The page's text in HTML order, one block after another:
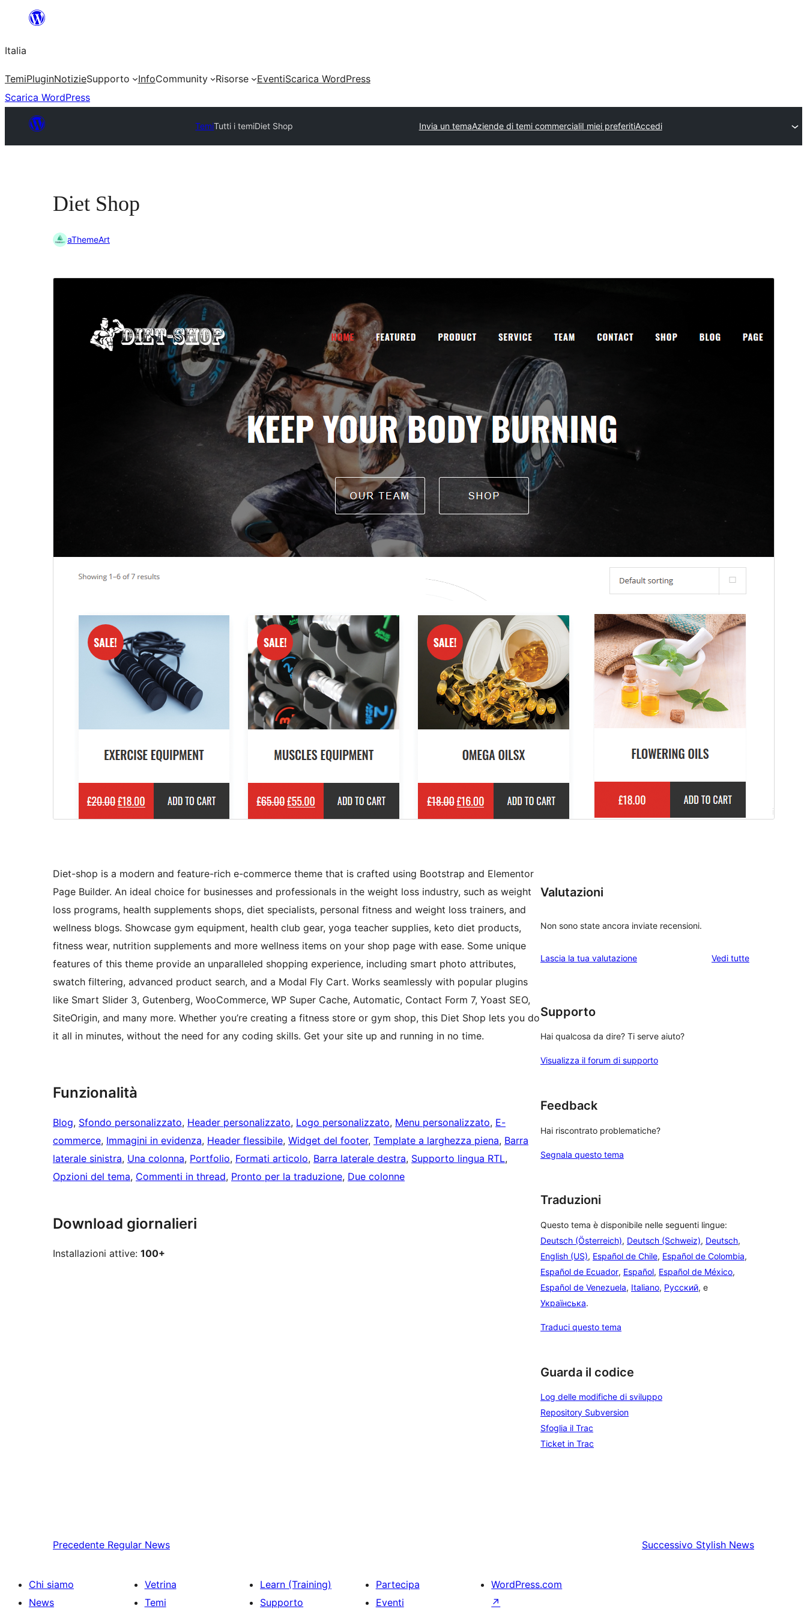
contenuto
Italia
TemiPluginNotizieSupporto InfoCommunity Risorse EventiScarica WordPress
Scarica WordPress
TemiTutti i temiDiet Shop Invia un temaAziende di temi commercialiI miei preferitiAccedi
Diet Shop
aThemeArt
Installazioni attive
100+
Versione PHP
Homepage del tema
Diet-shop is a modern and feature-rich e-commerce theme that is crafted using Bootstrap and Elementor
Page Builder. An ideal choice for businesses and professionals in the weight loss industry, such as weight
loss programs, health supplements shops, diet specialists, personal fitness and weight loss trainers, and
wellness blogs. Showcase gym equipment, health club gear, yoga teacher supplies, keto diet products,
fitness wear, nutrition supplements and more wellness items on your shop page with ease. Some unique
features of this theme provide an unparalleled shopping experience, including smart photo attributes,
swatch filtering, advanced product search, and a Modal Fly Cart. Works seamlessly with popular plugins
like Smart Slider 3, Gutenberg, WooCommerce, WP Super Cache, Automatic, Contact Form 7, Yoast SEO,
SiteOrigin, and many more. Whether you’re creating a fitness store or gym shop, this Diet Shop lets you do
it all in minutes, without the need for any coding skills. Get your site up and running in no time.
Funzionalità
Blog, Sfondo personalizzato, Header personalizzato, Logo personalizzato, Menu personalizzato, E-
commerce, Immagini in evidenza, Header flessibile, Widget del footer, Template a larghezza piena, Barra
laterale sinistra, Una colonna, Portfolio, Formati articolo, Barra laterale destra, Supporto lingua RTL
Opzioni del tema, Commenti in thread, Pronto per la traduzione, Due colonne
Download giornalieri
Installazioni attive: 100+
Valutazioni
Non sono state ancora inviate recensioni.
Lascia la tua valutazione Vedi tuttele
Supporto
Hai qualcosa da dire? Ti serve aiuto?
Visualizza il forum di supporto
Feedback
Hai riscontrato problematiche?
Segnala questo tema
Traduzioni
Questo tema è disponibile nelle seguenti lingue:
Deutsch (Österreich), Deutsch (Schweiz), Deutsch,
English (US), Español de Chile, Español de Colombia,
Español de Ecuador, Español, Español de México,
Español de Venezuela, Italiano, Русский, e
Українська.
Traduci questo tema
Guarda il codice
Log delle modifiche di sviluppo
Repository Subversion
Sfoglia il Trac
Ticket in Trac
Precedente Regular News Successivo Stylish News
Chi siamo
News
Vetrina
Temi
Learn (Training)
Supporto
Partecipa
Eventi
WordPress.com
↗